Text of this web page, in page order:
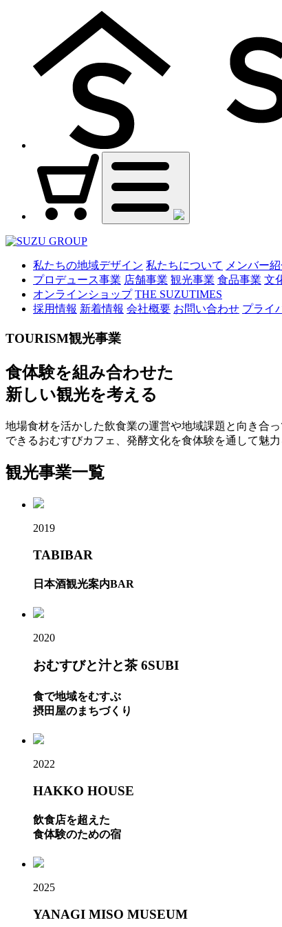
私たちの地域デザイン 私たちについて メンバー
プロデュース事業 店舗事業 観光事業 食品事業 文
オンラインショップ THE SUZUTIMES
採用情報 新着情報 会社概要 お問い合わせ プライ
TOURISM観光事業
食体験を組み合わせた
新しい観光を考える
地場食材を活かした飲食業の運営や地域課題と向き合
できるおむすびカフェ、発酵文化を食体験を通して魅
観光事業一覧
2019
TABIBAR
日本酒観光案内BAR
2020
おむすびと汁と茶 6SUBI
食で地域をむすぶ
摂田屋のまちづくり
2022
HAKKO HOUSE
飲食店を超えた
食体験のための宿
2025
YANAGI MISO MUSEUM